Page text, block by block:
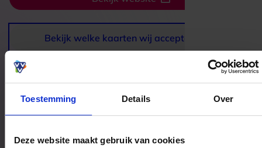
Toestemming Details Over
Deze website maakt gebruik van cookies
werken aan onzuiverheden, pigmentvlekjes of
fijne lijntjes, zit je hier goed. De combinatie van
professionele behandelingen en een ontspannen
sfeer maakt deze plek aantrekkelijk voor iedereen
die verzorging en zichtbare resultaten graag
samen ziet komen.
Bekijk welke kaarten wij accepteren
Bestedingslocaties